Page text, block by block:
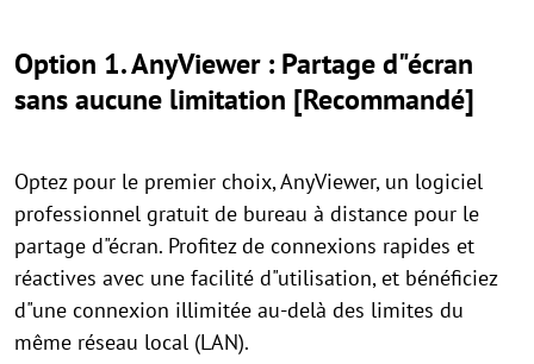
Option 1. AnyViewer : Partage d"écran
sans aucune limitation [Recommandé]
Optez pour le premier choix, AnyViewer, un logiciel
professionnel gratuit de bureau à distance pour le
partage d"écran. Profitez de connexions rapides et
réactives avec une facilité d"utilisation, et bénéficiez
d"une connexion illimitée au-delà des limites du
même réseau local (LAN).